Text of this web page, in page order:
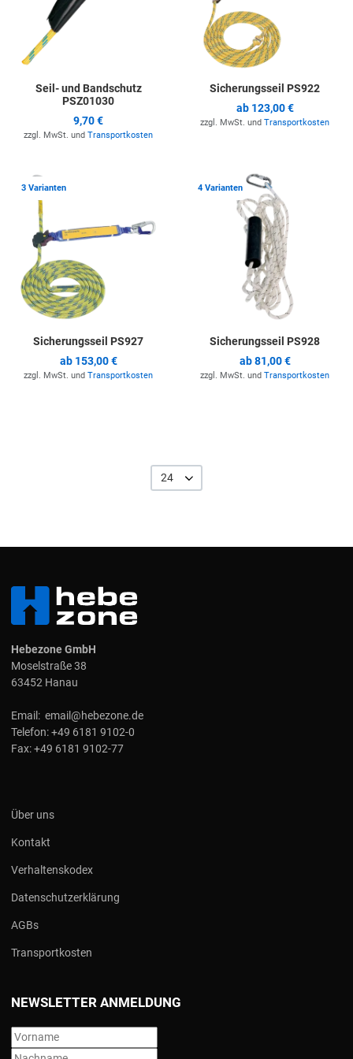
Seil- und Bandschutz
PSZ01030
9,70 €
zzgl. MwSt. und Transportkosten
Sicherungsseil PS922
ab 123,00 €
zzgl. MwSt. und Transportkosten
3 Varianten Zur Merkliste hinzufügen
Sicherungsseil PS927
ab 153,00 €
zzgl. MwSt. und Transportkosten
4 Varianten
Sicherungsseil PS928
ab81,00 €
zzgl. MwSt. und Transportkosten
24
Hebezone GmbH
Moselstraße 38
63452 Hanau
Email: email@hebezone.de
Telefon:+49 6181 9102-0
Fax:+49 6181 9102-77
Über uns
Kontakt
Verhaltenskodex
Datenschutzerklärung
AGBs
Transportkosten
NEWSLETTER ANMELDUNG